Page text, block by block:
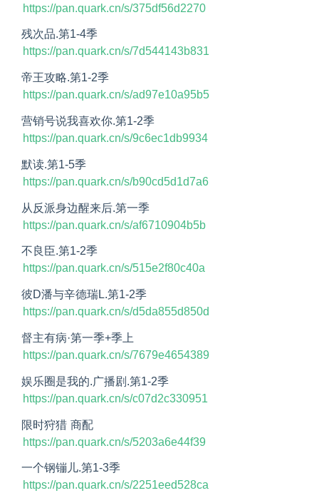
https://pan.quark.cn/s/375df56d2270
残次品.第1-4季
https://pan.quark.cn/s/7d544143b831
帝王攻略.第1-2季
https://pan.quark.cn/s/ad97e10a95b5
营销号说我喜欢你.第1-2季
https://pan.quark.cn/s/9c6ec1db9934
默读.第1-5季
https://pan.quark.cn/s/b90cd5d1d7a6
从反派身边醒来后.第一季
https://pan.quark.cn/s/af6710904b5b
不良臣.第1-2季
https://pan.quark.cn/s/515e2f80c40a
彼D潘与辛德瑞L.第1-2季
https://pan.quark.cn/s/d5da855d850d
督主有病·第一季+季上
https://pan.quark.cn/s/7679e4654389
娱乐圈是我的.广播剧.第1-2季
https://pan.quark.cn/s/c07d2c330951
限时狩猎 商配
https://pan.quark.cn/s/5203a6e44f39
一个钢镚儿.第1-3季
https://pan.quark.cn/s/2251eed528ca